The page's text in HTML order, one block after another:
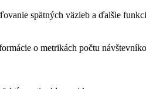
spätných väzieb a ďalšie
o metrikách počtu